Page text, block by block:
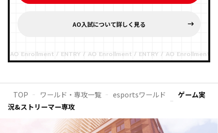
AO入試について詳しく見る
TOP ワールド・専攻一覧 esportsワールド
ゲーム実
況&ストリーマー専攻